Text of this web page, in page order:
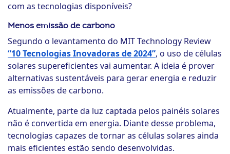
com as tecnologias disponíveis?
Menos emissão de carbono
Segundo o levantamento do MIT Technology Review
“10 Tecnologias Inovadoras de 2024”, o uso de células
solares supereficientes vai aumentar. A ideia é prover
alternativas sustentáveis para gerar energia e reduzir
as emissões de carbono.
Atualmente, parte da luz captada pelos painéis solares
não é convertida em energia. Diante desse problema,
tecnologias capazes de tornar as células solares ainda
mais eficientes estão sendo desenvolvidas.